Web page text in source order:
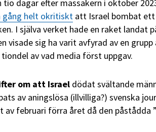
tio dagar efter massakern i oktober
gång helt okritiskt att Israel bombat
I själva verket hade en raket landat
visade sig ha varit avfyrad av en
tiondel av vad media först uppgav.
om att Israel dödat svältande
av aningslösa (illvilliga?) svenska
av februari förra året då den påstådda